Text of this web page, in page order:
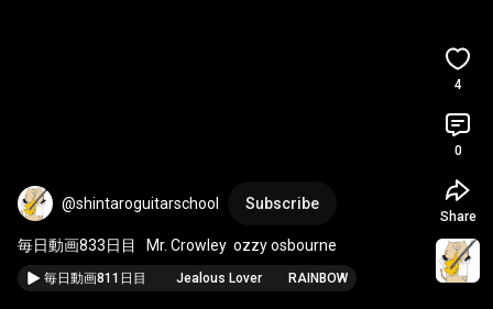
@shintaroguitarschool Subscribe
毎日動画833日目   Mr. Crowley  ozzy osbourne
毎日動画811日目 Jealous Lover RAINBOW
4
0
Share